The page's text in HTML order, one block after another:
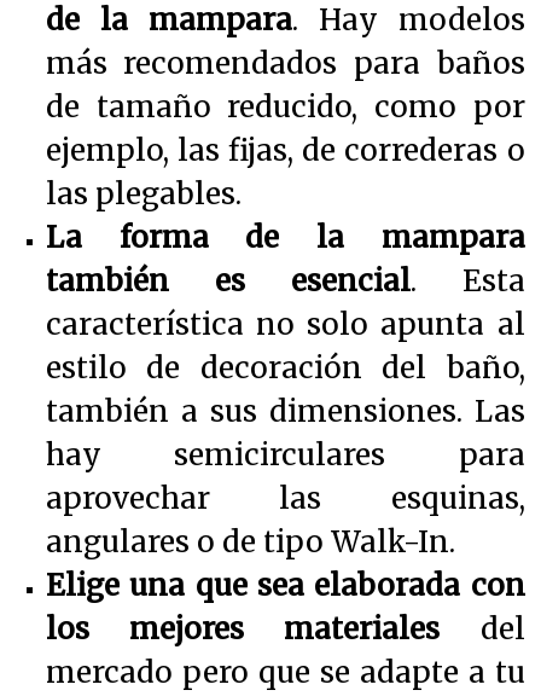
de la mampara. Hay modelos
más recomendados para baños
de tamaño reducido, como por
ejemplo, las fijas, de correderas o
las plegables.
La forma de la mampara
también es esencial. Esta
característica no solo apunta al
estilo de decoración del baño,
también a sus dimensiones. Las
hay semicirculares para
aprovechar las esquinas,
angulares o de tipo Walk-In.
Elige una que sea elaborada con
los mejores materiales del
mercado pero que se adapte a tu